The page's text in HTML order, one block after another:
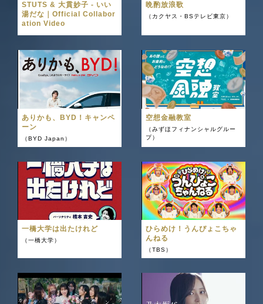
STUTS & 大貫妙子 - いい
湯だな｜Official Collabor
ation Video
晩酌放浪歌
（カクヤス・BSテレビ東京）
ありかも、BYD！キャンペ
ーン
（BYD Japan）
空想金融教室
（みずほフィナンシャルグルー
プ）
一橋大学は出たけれど
（一橋大学）
ひらめけ！うんぴょこちゃ
んねる
（TBS）